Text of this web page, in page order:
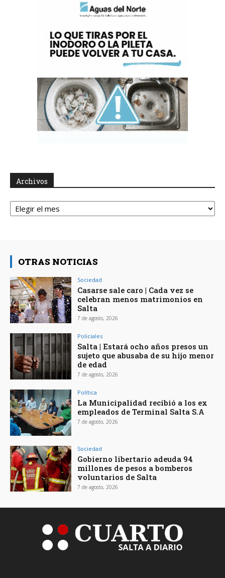
Archivos
Archivos
OTRAS NOTICIAS
Sociedad
Casarse sale caro | Cada vez se
celebran menos matrimonios en
Salta
7 de agosto, 2026
Policiales
Salta | Estará ocho años presos un
sujeto que abusaba de su hijo menor
de edad
7 de agosto, 2026
Política
La Municipalidad recibió a los ex
empleados de Terminal Salta S.A
7 de agosto, 2026
Sociedad
Gobierno libertario adeuda 94
millones de pesos a bomberos
voluntarios de Salta
7 de agosto, 2026